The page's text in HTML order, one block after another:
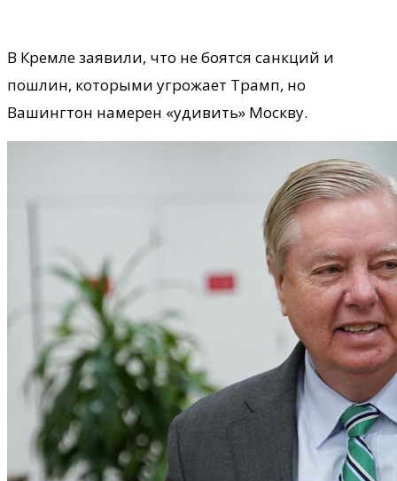
В Кремле заявили, что не боятся санкций и
пошлин, которыми угрожает Трамп, но
Вашингтон намерен «удивить» Москву.